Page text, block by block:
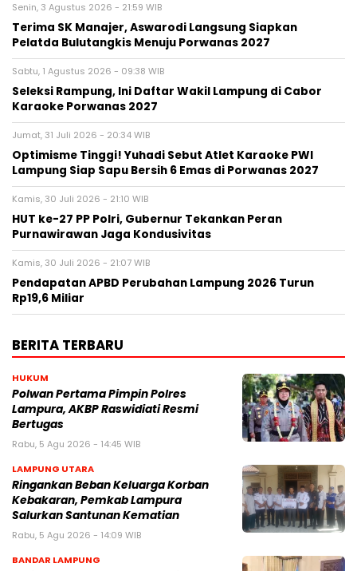
Senin, 3 Agustus 2026 - 21:59 WIB
Terima SK Manajer, Aswarodi Langsung Siapkan
Pelatda Bulutangkis Menuju Porwanas 2027
Sabtu, 1 Agustus 2026 - 09:38 WIB
Seleksi Rampung, Ini Daftar Wakil Lampung di Cabor
Karaoke Porwanas 2027
Jumat, 31 Juli 2026 - 20:34 WIB
Optimisme Tinggi! Yuhadi Sebut Atlet Karaoke PWI
Lampung Siap Sapu Bersih 6 Emas di Porwanas 2027
Kamis, 30 Juli 2026 - 21:10 WIB
HUT ke-27 PP Polri, Gubernur Tekankan Peran
Purnawirawan Jaga Kondusivitas
Kamis, 30 Juli 2026 - 21:07 WIB
Pendapatan APBD Perubahan Lampung 2026 Turun
Rp19,6 Miliar
BERITA TERBARU
HUKUM
Polwan Pertama Pimpin Polres
Lampura, AKBP Raswidiati Resmi
Bertugas
Rabu, 5 Agu 2026 - 14:45 WIB
LAMPUNG UTARA
Ringankan Beban Keluarga Korban
Kebakaran, Pemkab Lampura
Salurkan Santunan Kematian
Rabu, 5 Agu 2026 - 14:09 WIB
BANDAR LAMPUNG